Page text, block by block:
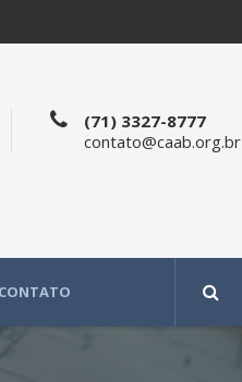
(71) 3327-8777
contato@caab.org.br
CONTATO